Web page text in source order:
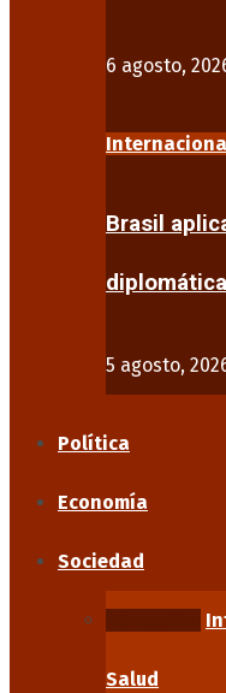
6 agosto,
Brasil
5 agosto,
Política
Economía
Sociedad
Salud